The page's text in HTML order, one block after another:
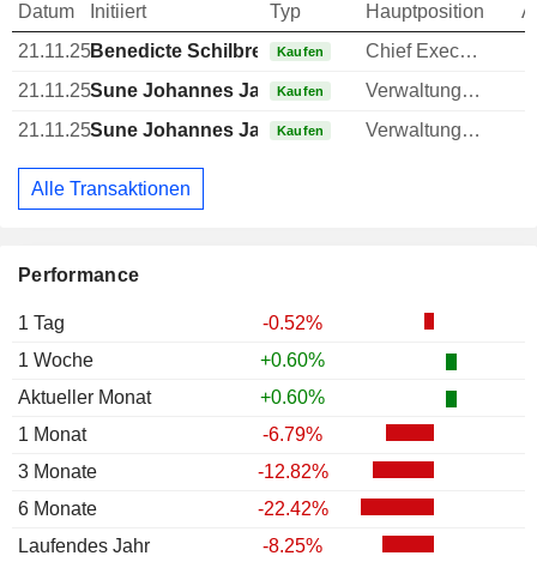
Performance
1 Tag
-0.52%
1 Woche
+0.60%
Aktueller Monat
+0.60%
1 Monat
-6.79%
3 Monate
-12.82%
6 Monate
-22.42%
Laufendes Jahr
-8.25%
Datum Initiiert Typ Hauptposition
21.11.25Benedicte Schilbred Fasmer
Kaufen Chief Executive Officer (CEO)
21.11.25Sune Johannes Jakobsson
Kaufen
Verwaltungsratsmitglied
21.11.25Sune Johannes Jakobsson
Kaufen Verwaltungsratsmitglied
Alle Transaktionen